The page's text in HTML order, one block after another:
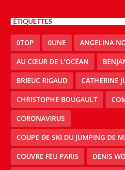
ÉTIQUETTES
0TOP 0UNE ANGELINA
AU CŒUR DE L’OCÉAN
BRIEUC RIGAUD CATHERINE
CHRISTOPHE BOUGAULT
CORONAVIRUS
COUPE DE SKI DU JUMPING DE
COUVRE FEU PARIS DENIS